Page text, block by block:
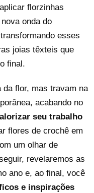
florzinhas
onda do
esses
joias têxteis que
final.
da flor, mas travam na
acabando no
seu trabalho
flores de crochê em
um olhar de
revelaremos as
ano e, ao final, você
e inspirações